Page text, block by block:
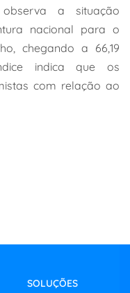
a situação
nacional para o
chegando a 66,19
indica que os
com relação ao
SOLUÇÕES